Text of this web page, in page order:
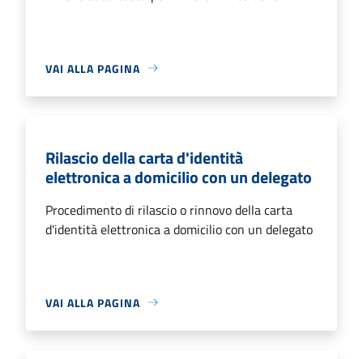
VAI ALLA PAGINA
Rilascio della carta d'identità
elettronica a domicilio con un delegato
Procedimento di rilascio o rinnovo della carta
d'identità elettronica a domicilio con un delegato
VAI ALLA PAGINA